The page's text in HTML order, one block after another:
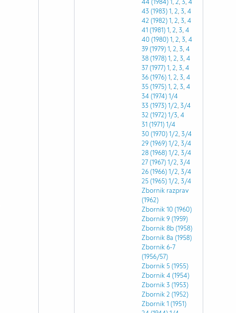
44 (1984) 1,2,3,4
43 (1983) 1,2,3,4
42 (1982) 1,2,3,4
41 (1981) 1,2,3,4
40 (1980) 1,2,3,4
39 (1979) 1,2,3,4
38 (1978) 1,2,3,4
37 (1977) 1,2,3,4
36 (1976) 1,2,3,4
35 (1975) 1,2,3,4
34 (1974) 1/4
33 (1973) 1/2,3/4
32 (1972) 1/3,4
31 (1971) 1/4
30 (1970) 1/2,3/4
29 (1969) 1/2,3/4
28 (1968) 1/2,3/4
27 (1967) 1/2,3/4
26 (1966) 1/2,3/4
25 (1965) 1/2,3/4
Zbornik razprav
(1962)
Zbornik 10 (1960)
Zbornik 9 (1959)
Zbornik 8b (1958)
Zbornik 8a (1958)
Zbornik 6-7
(1956/57)
Zbornik 5 (1955)
Zbornik 4 (1954)
Zbornik 3 (1953)
Zbornik 2 (1952)
Zbornik 1 (1951)